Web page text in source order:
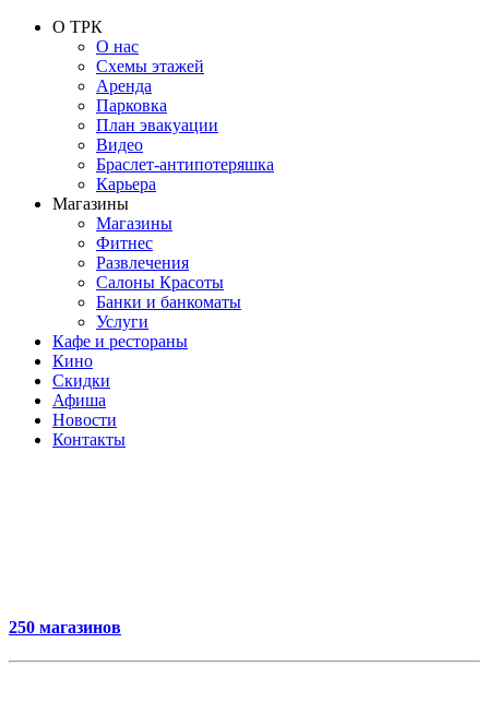
О ТРК
О нас
Схемы этажей
Аренда
Парковка
План эвакуации
Видео
Браслет-антипотеряшка
Карьера
Магазины
Магазины
Фитнес
Развлечения
Салоны Красоты
Банки и банкоматы
Услуги
Кафе и рестораны
Кино
Скидки
Афиша
Новости
Контакты
250 магазинов